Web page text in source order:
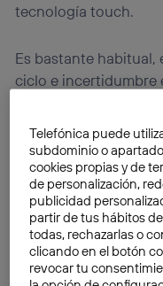
tecnología touch.
Es bastante habitual,
ciclo e incertidumbre
de diversificación
servicios, para
relacionados o no
empresa.Applees
estrategia de las
de limitarse al sector
electrónicos, ha
de solicitud con el
Telefónica puede
subdominio o
cookies propias y de
de personalización,
publicidad
partir de tus hábitos
todas, rechazarlas o
clicando en el botón
revocar tu